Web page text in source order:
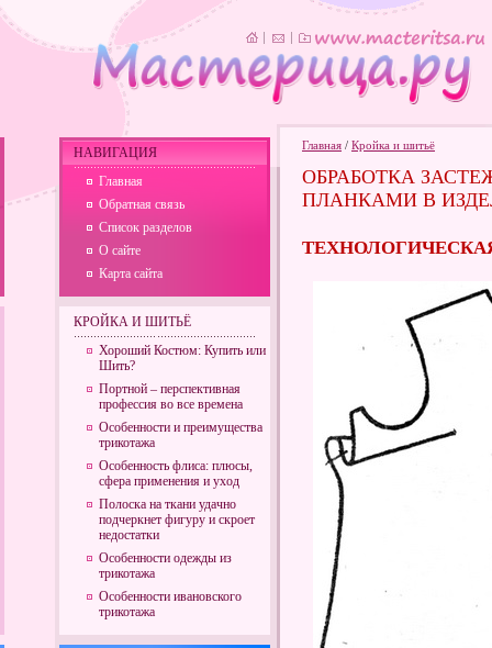
Главная / Кройка и шитьё
ОБРАБОТКА
ПЛАНКАМИ В
НАВИГАЦИЯ
Главная
Обратная связь
Список разделов
О сайте
Карта сайта
КРОЙКА И ШИТЬЁ
Хороший Костюм: Купить или
Шить?
Портной – перспективная
профессия во все времена
Особенности и преимущества
трикотажа
Особенность флиса: плюсы,
сфера применения и уход
Полоска на ткани удачно
подчеркнет фигуру и скроет
недостатки
Особенности одежды из
трикотажа
Особенности ивановского
трикотажа